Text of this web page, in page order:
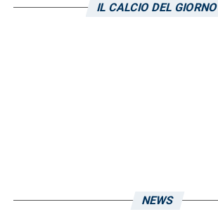
IL CALCIO DEL GIORNO
NEWS